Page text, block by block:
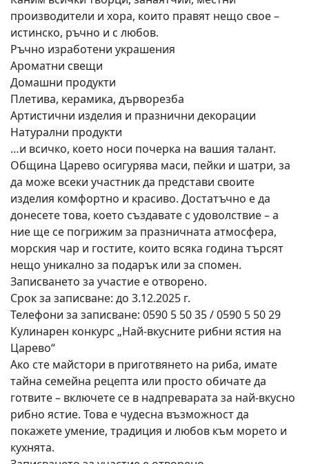
производители и хора, които правят нещо свое –
истинско, ръчно и с любов.
Ръчно изработени украшения
Ароматни свещи
Домашни продукти
Плетива, керамика, дърворезба
Артистични изделия и празнични декорации
Натурални продукти
…и всичко, което носи почерка на вашия талант.
Община Царево осигурява маси, пейки и шатри, за
да може всеки участник да представи своите
изделия комфортно и красиво. Достатъчно е да
донесете това, което създавате с удоволствие – а
ние ще се погрижим за празничната атмосфера,
морския чар и гостите, които всяка година търсят
нещо уникално за подарък или за спомен.
Записването за участие е отворено.
Срок за записване: до 3.12.2025 г.
Телефони за записване: 0590 5 50 35 / 0590 5 50 29
Кулинарен конкурс „Най-вкусните рибни ястия на
Царево“
Ако сте майстори в приготвянето на риба, имате
тайна семейна рецепта или просто обичате да
готвите – включете се в надпреварата за най-вкусно
рибно ястие. Това е чудесна възможност да
покажете умение, традиция и любов към морето и
кухнята.